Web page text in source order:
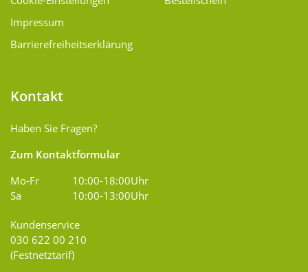
Impressum
Barrierefreiheitserklärung
Kontakt
Haben Sie Fragen?
Zum Kontaktformular
Mo-Fr
10:00-18:00Uhr
Sa
10:00-13:00Uhr
Kundenservice
030 622 00 210
(Festnetztarif)